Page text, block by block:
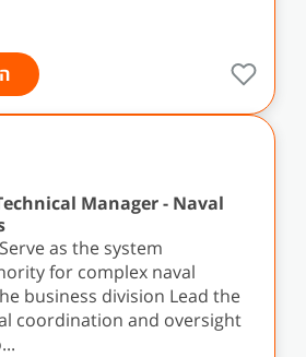
Manager - Naval
as the system
for complex naval
business division Lead the
coordination and oversight